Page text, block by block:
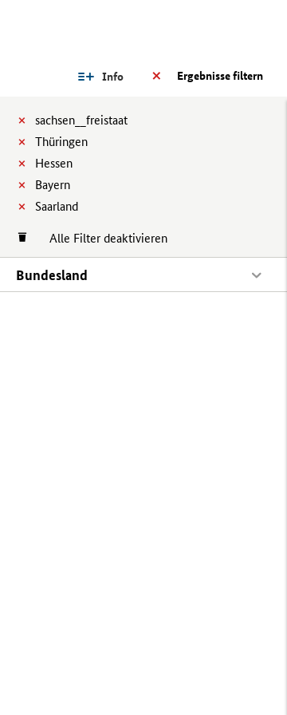
Ergebnisse filtern
Info
sachsen__freistaat
Thüringen
Hessen
Bayern
Saarland
Alle Filter deaktivieren
Bundesland